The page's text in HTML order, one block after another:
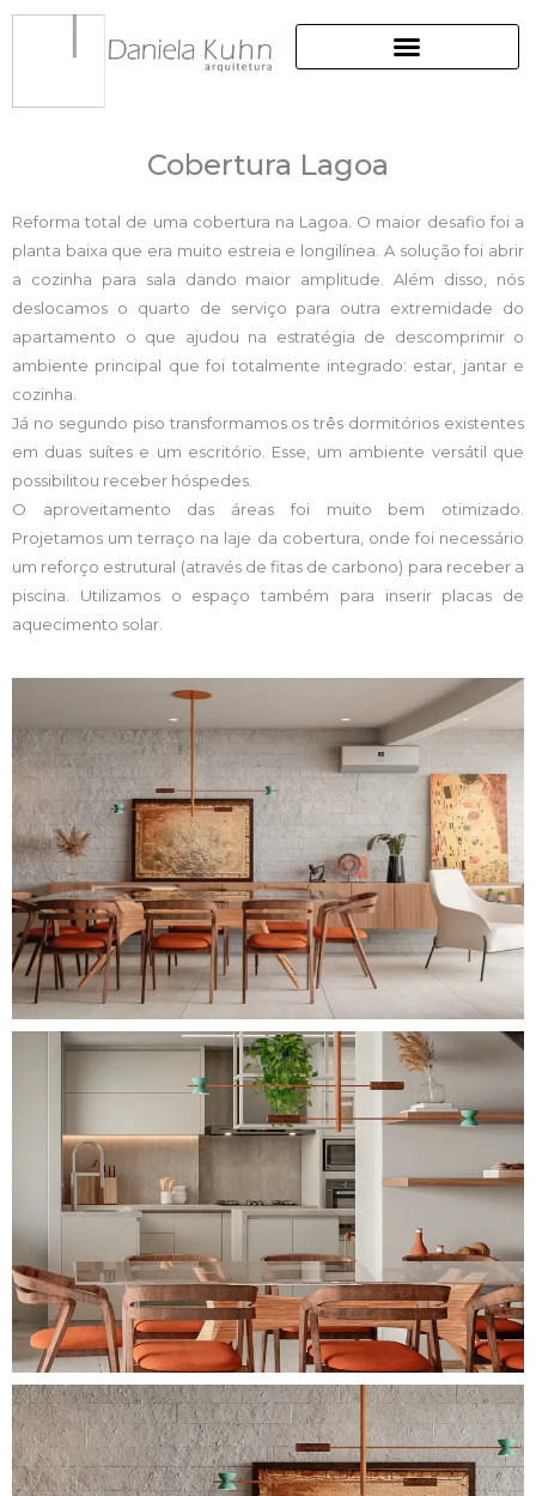
conteúdo
Cobertura Lagoa
Reforma total de uma cobertura na Lagoa. O maior desafio foi a
planta baixa que era muito estreia e longilínea. A solução foi abrir
a cozinha para sala dando maior amplitude. Além disso, nós
deslocamos o quarto de serviço para outra extremidade do
apartamento o que ajudou na estratégia de descomprimir o
ambiente principal que foi totalmente integrado: estar, jantar e
cozinha.
Já no segundo piso transformamos os três dormitórios existentes
em duas suítes e um escritório. Esse, um ambiente versátil que
possibilitou receber hóspedes.
O aproveitamento das áreas foi muito bem otimizado.
Projetamos um terraço na laje da cobertura, onde foi necessário
um reforço estrutural (através de fitas de carbono) para receber a
piscina. Utilizamos o espaço também para inserir placas de
aquecimento solar.